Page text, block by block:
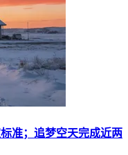
准；追梦空天完成近两